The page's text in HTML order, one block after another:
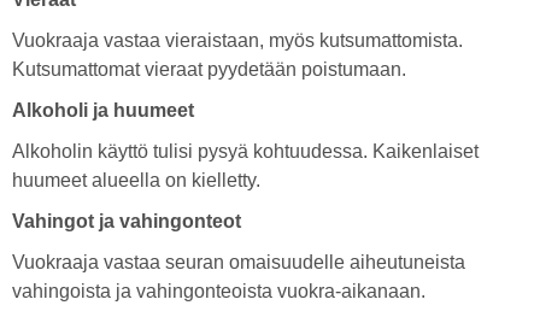
Vuokraaja vastaa vieraistaan, myös kutsumattomista.
Kutsumattomat vieraat pyydetään poistumaan.
Alkoholi ja huumeet
Alkoholin käyttö tulisi pysyä kohtuudessa. Kaikenlaiset
huumeet alueella on kielletty.
Vahingot ja vahingonteot
Vuokraaja vastaa seuran omaisuudelle aiheutuneista
vahingoista ja vahingonteoista vuokra-aikanaan.